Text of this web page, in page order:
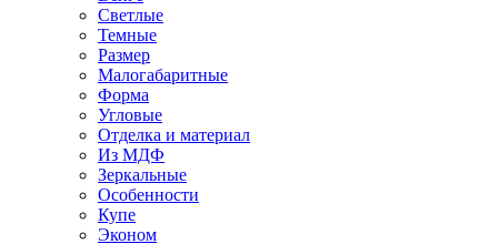
Светлые
Темные
Размер
Малогабаритные
Форма
Угловые
Отделка и материал
Из МДФ
Зеркальные
Особенности
Купе
Эконом